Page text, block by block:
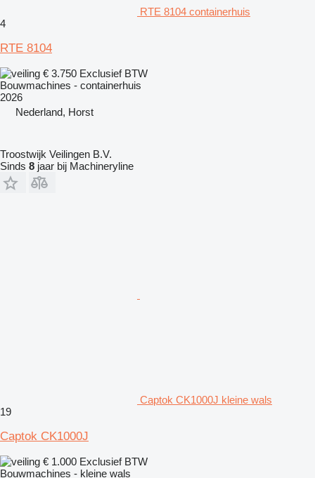
RTE 8104 containerhuis
4
RTE 8104
€ 3.750 Exclusief BTW
Bouwmachines - containerhuis
2026
Nederland, Horst
Troostwijk Veilingen B.V.
Sinds 8 jaar bij Machineryline
Captok CK1000J kleine wals
19
Captok CK1000J
€ 1.000 Exclusief BTW
Bouwmachines - kleine wals